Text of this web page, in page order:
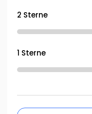
2 Sterne
1 Sterne